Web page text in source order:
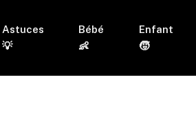
Astuces
💡
Bébé
👶
Enfant
🧒